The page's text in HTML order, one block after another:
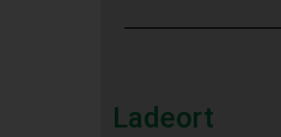
Ladeort